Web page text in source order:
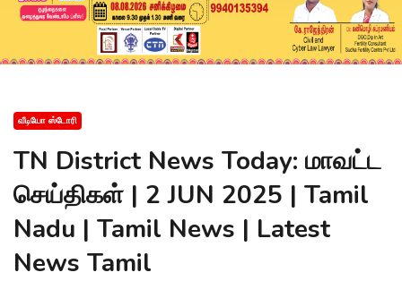
வீடியோ ஸ்டோரி
TN District News Today: மாவட்ட
செய்திகள் | 2 JUN 2025 | Tamil
Nadu | Tamil News | Latest
News Tamil